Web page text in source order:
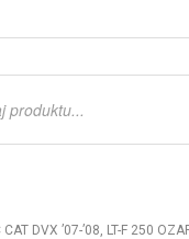
DVX ’07-’08, LT-F 250